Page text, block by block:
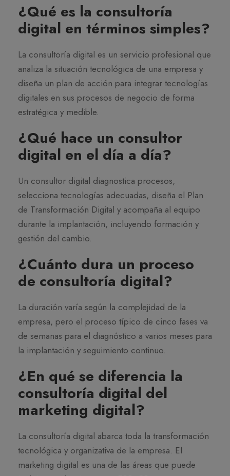
¿Qué es la consultoría
digital en términos simples?
La consultoría digital es un servicio profesional que
analiza la situación tecnológica de una empresa y
diseña un plan de acción para integrar tecnologías
digitales en sus procesos de negocio de forma
estratégica y medible.
¿Qué hace un consultor
digital en el día a día?
Un consultor digital diagnostica procesos,
selecciona tecnologías adecuadas, diseña el Plan
de Transformación Digital y acompaña al equipo
durante la implantación, incluyendo formación y
gestión del cambio.
¿Cuánto dura un proceso
de consultoría digital?
La duración varía según la complejidad de la
empresa, pero el proceso típico de cinco fases va
de semanas para el diagnóstico a varios meses para
la implantación y seguimiento continuo.
¿En qué se diferencia la
consultoría digital del
marketing digital?
La consultoría digital abarca toda la transformación
tecnológica y organizativa de la empresa. El
marketing digital es una de las áreas que puede